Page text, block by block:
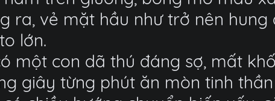
ra, vẻ mặt hầu như trở nên
lớn.
một con dã thú đáng sợ, mất
giây từng phút ăn mòn tinh